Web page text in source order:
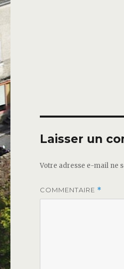
Laisser un
Votre adresse e-mail ne
COMMENTAIRE *